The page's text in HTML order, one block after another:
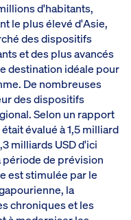
d'habitants,
le plus élevé d'Asie,
des dispositifs
et des plus avancés
destination idéale pour
De nombreuses
des dispositifs
Selon un rapport
évalué à 1,5 milliard
milliards USD d'ici
période de prévision
est stimulée par le
la
chroniques et les